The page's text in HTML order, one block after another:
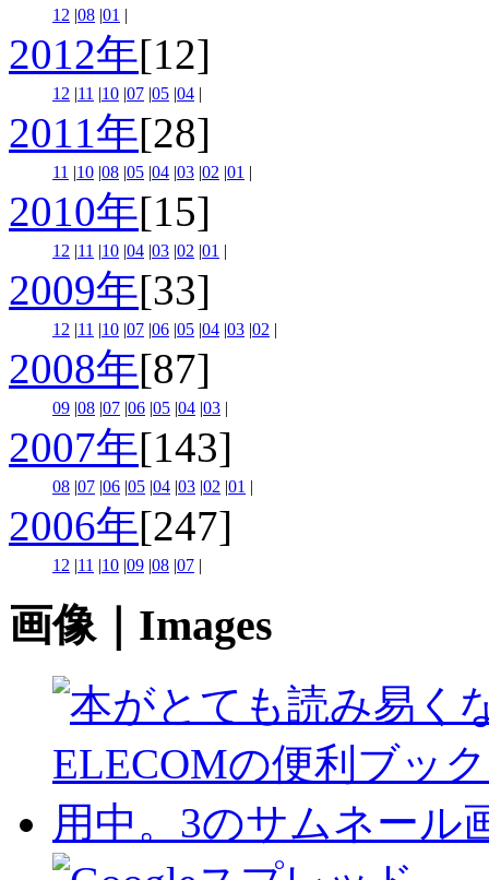
12 |08 |01 |
2012年[12]
12 |11 |10 |07 |05 |04 |
2011年[28]
11 |10 |08 |05 |04 |03 |02 |01 |
2010年[15]
12 |11 |10 |04 |03 |02 |01 |
2009年[33]
12 |11 |10 |07 |06 |05 |04 |03 |02 |
2008年[87]
09 |08 |07 |06 |05 |04 |03 |
2007年[143]
08 |07 |06 |05 |04 |03 |02 |01 |
2006年[247]
12 |11 |10 |09 |08 |07 |
画像｜Images